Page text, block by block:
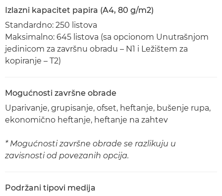
Izlazni kapacitet papira (A4, 80 g/m2)
Standardno: 250 listova
Maksimalno: 645 listova (sa opcionom Unutrašnjom
jedinicom za završnu obradu – N1 i Ležištem za
kopiranje – T2)
Mogućnosti završne obrade
Uparivanje, grupisanje, ofset, heftanje, bušenje rupa,
ekonomično heftanje, heftanje na zahtev
* Mogućnosti završne obrade se razlikuju u
zavisnosti od povezanih opcija.
Podržani tipovi medija